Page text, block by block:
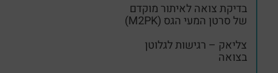
בדיקת צואה לאיתור מוקדם
של סרטן המעי הגס (M2PK)
צליאק – רגישות לגלוטן
בצואה